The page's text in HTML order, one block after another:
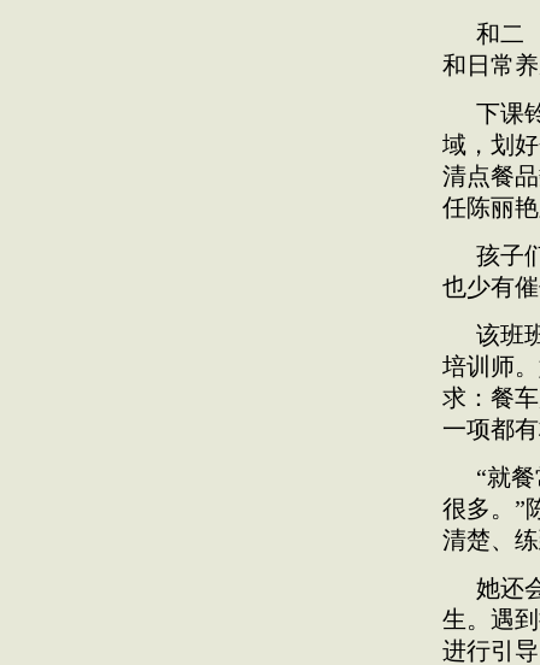
和二
和日常
下课
域，划
清点餐
任陈丽
孩子
也少有
该班
培训师
求：餐
一项都
“就
很多。”
清楚、
她还
生。遇
进行引